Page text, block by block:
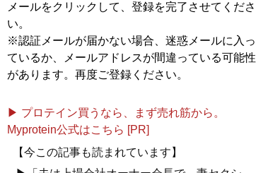
メールをクリックして、登録を完了させてくださ
い。
※認証メールが届かない場合、迷惑メールに入っ
ているか、メールアドレスが間違っている可能性
があります。再度ご登録ください。
▶ プロテイン買うなら、まず売れ筋から。
Myprotein公式はこちら [PR]
【今この記事も読まれています】